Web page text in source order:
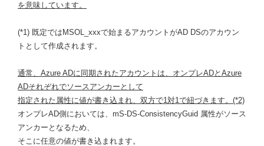
を意味しています。
(*1) 既定ではMSOL_xxxで始まるアカウントがAD DSのアカウン
トとして作成されます。
通常、Azure ADに同期されたアカウントは、オンプレADとAzure
ADそれぞれでソースアンカーとして
指定された属性に値が書き込まれ、双方で1対1で紐づきます。(*2)
オンプレAD側においては、mS-DS-ConsistencyGuid 属性がソース
アンカーとなるため、
そこに任意の値が書き込まれます。